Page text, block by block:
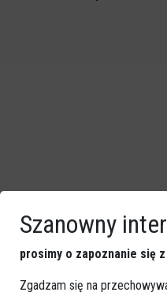
Szanowny
prosimy o zapoznanie się
Zgadzam się na